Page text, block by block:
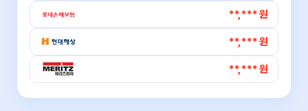
**,*** 원
**,*** 원
**,*** 원